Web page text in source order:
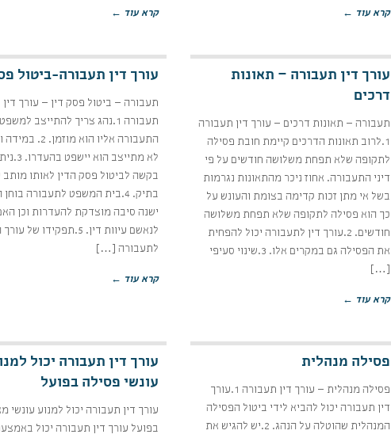
קרא עוד ← קרא עוד ←
עורך דין תעבורה – תאונות
דרכים
תעבורה – תאונות דרכים – עורך דין תעבורה
1.לרוב תאונות הדרכים קיימת חובת פסילה
לתקופה שלא תפחת משלושה חודשים על פי
דיני התעבורה. אחוז ניכר מהתאונות נגרמות
בשל אי מתן זכות קדימה בצומת והעונש על
כך הוא פסילה לתקופה שלא תפחת משלושה
חודשים. 2.עורך דין לתעבורה יכול להפחית
את הפסילה גם במקרים אלו. 3.שינוי סעיפי
[…]
קרא עוד ←
עורך דין תעבורה-ביטול
תעבורה – ביטול פסק דין – עורך דין
תעבורה 1.נהג צריך להתייצב למשפט
התעבורה אליו הוא מוזמן.
לא מתייצב
בקשה לביטול פסק הדין לאותו מותב
בתיק. 4.בית המשפט לתעבורה
ישנה סיבה מוצדקת להעדרות וכן
לנאשם עיוות דין. 5.תפקידו של
לתעבורה […]
קרא עוד ←
פסילה מנהלית
פסילה מנהלית – עורך דין תעבורה 1.עורך
דין תעבורה יכול להביא לידי ביטול הפסילה
המנהלית שהוטלה על הנהג. 2.יש להגיש את
עורך דין תעבורה יכול
עונשי פסילה בפועל
עורך דין תעבורה יכול למנוע עונשי
בפועל עורך דין תעבורה יכול